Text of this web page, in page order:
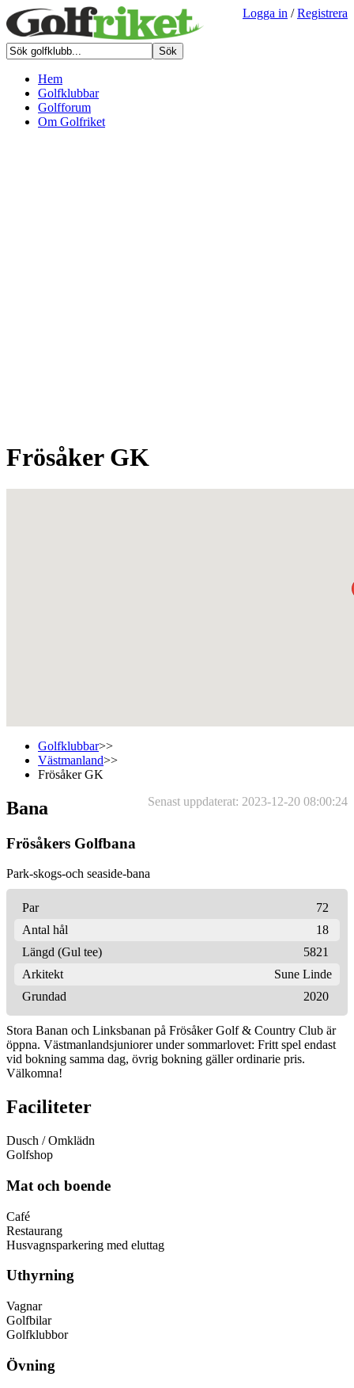
Logga in /Registrera
Hem
Golfklubbar
Golfforum
Om Golfriket
Frösåker GK
Golfklubbar>>
Västmanland>>
Frösåker GK
Senast uppdaterat: 2023-12-20 08:00:24
Bana
Frösåkers Golfbana
Park-skogs-och seaside-bana
Par
72
Antal hål
18
Längd (Gul tee)
5821
Arkitekt
Sune Linde
Grundad
2020
Stora Banan och Linksbanan på Frösåker Golf & Country Club är
öppna. Västmanlandsjuniorer under sommarlovet: Fritt spel endast
vid bokning samma dag, övrig bokning gäller ordinarie pris.
Välkomna!
Faciliteter
Dusch / Omklädn
Golfshop
Mat och boende
Café
Restaurang
Husvagnsparkering med eluttag
Uthyrning
Vagnar
Golfbilar
Golfklubbor
Övning